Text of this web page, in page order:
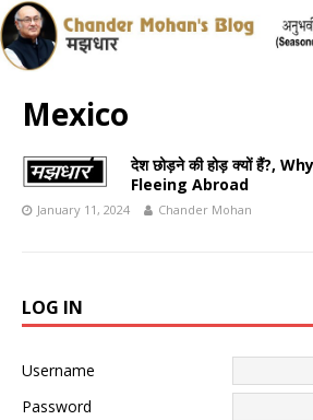
Mexico
देश छोड़ने की होड़ क्यों हैं?,
Fleeing Abroad
January 11, 2024 Chander Mohan
LOG IN
Username
Password